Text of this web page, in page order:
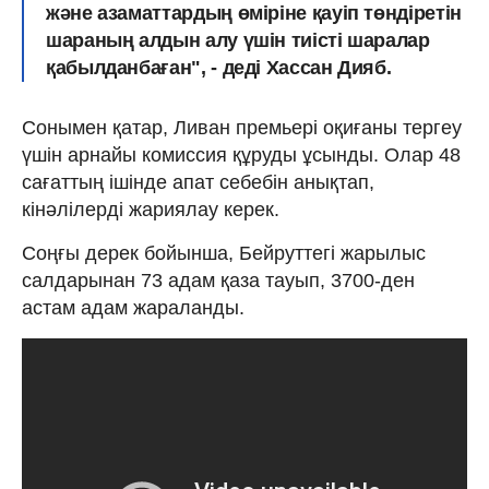
және азаматтардың өміріне қауіп төндіретін
шараның алдын алу үшін тиісті шаралар
қабылданбаған", - деді Хассан Дияб.
Сонымен қатар, Ливан премьері оқиғаны тергеу
үшін арнайы комиссия құруды ұсынды. Олар 48
сағаттың ішінде апат себебін анықтап,
кінәлілерді жариялау керек.
Соңғы дерек бойынша, Бейруттегі жарылыс
салдарынан 73 адам қаза тауып, 3700-ден
астам адам жараланды.